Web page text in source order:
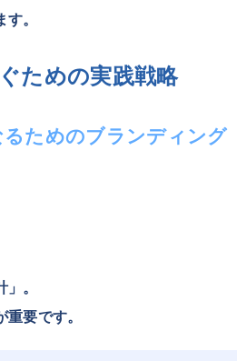
。
ための実践戦略
ためのブランディング
。
要です。